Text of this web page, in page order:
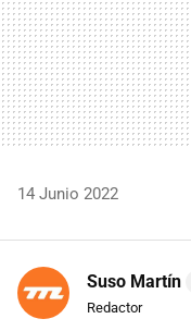
14 Junio 2022
Suso Martín
Redactor